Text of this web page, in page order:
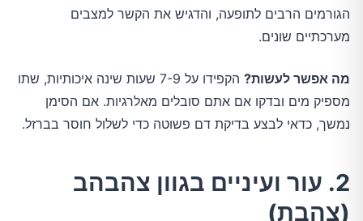
הגורמים הרבים לתופעה, והדגיש את הקשר למצבים
מערכתיים שונים.
מה אפשר לעשות?
הקפידו על 7-9 שעות שינה איכותיות, שתו
מספיק מים ובדקו אם אתם סובלים מאלרגיות. אם הסימן
נמשך, כדאי לבצע בדיקת דם פשוטה כדי לשלול חוסר בברזל.
2. עור ועיניים בגוון צהבהב
(צהבת)